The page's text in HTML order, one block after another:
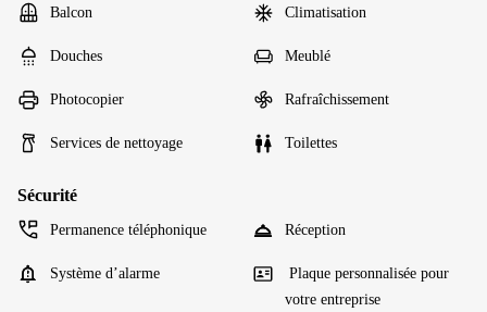
Balcon Climatisation
Douches Meublé
Photocopier Rafraîchissement
Services de nettoyage Toilettes
Sécurité
Permanence téléphonique Réception
Système d’alarme
Plaque personnalisée pour
votre entreprise